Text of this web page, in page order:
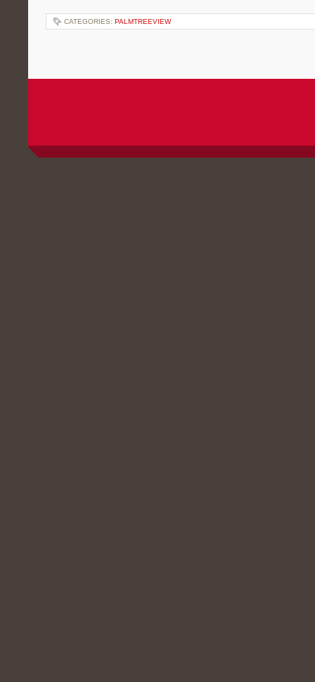
CATEGORIES: PALMTREEVIEW